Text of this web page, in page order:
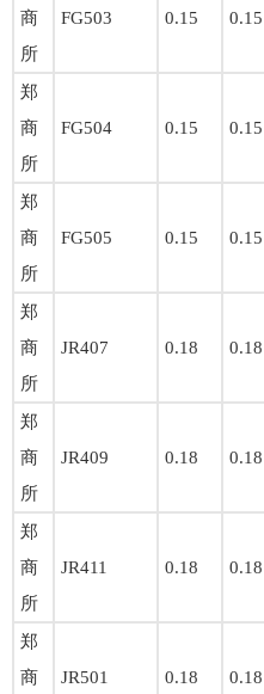
商
所
FG503 0.15 0.15
郑
商
所
FG504 0.15 0.15
郑
商
所
FG505 0.15 0.15
郑
商
所
JR407 0.18 0.18
郑
商
所
JR409 0.18 0.18
郑
商
所
JR411 0.18 0.18
郑
商
JR501 0.18 0.18